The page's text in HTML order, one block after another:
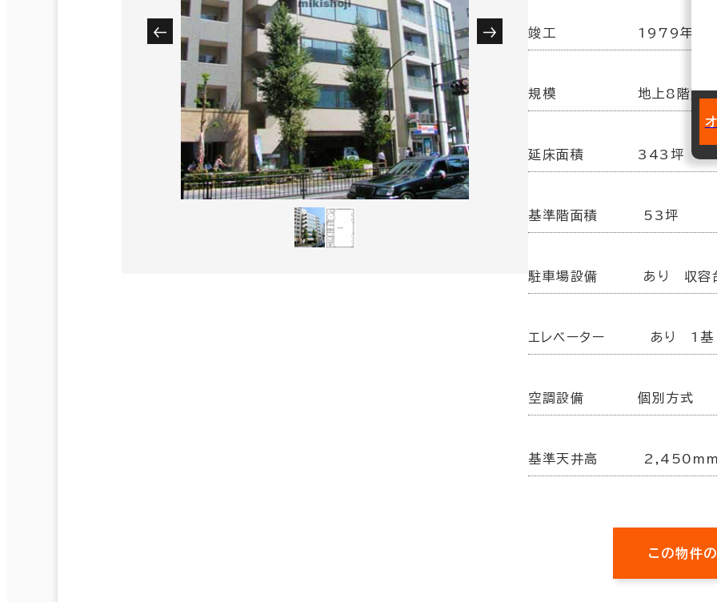
竣工 1979年 3
規模 地上8階建
延床面積 343坪
基準階面積 53坪
駐車場設備 あり 収容
エレベーター あり 1基
空調設備 個別方式
基準天井高 2,450mm
この物件